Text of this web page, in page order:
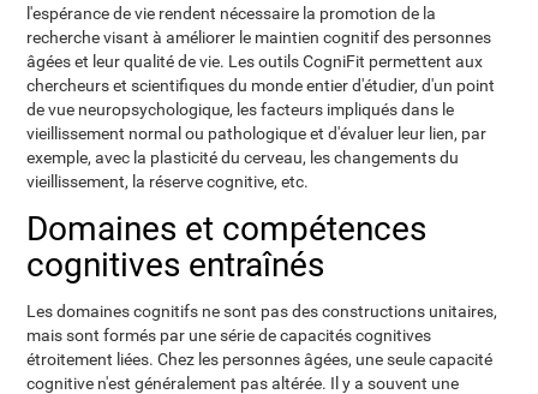
l'espérance de vie rendent nécessaire la promotion de la
recherche visant à améliorer le maintien cognitif des personnes
âgées et leur qualité de vie. Les outils CogniFit permettent aux
chercheurs et scientifiques du monde entier d'étudier, d'un point
de vue neuropsychologique, les facteurs impliqués dans le
vieillissement normal ou pathologique et d'évaluer leur lien, par
exemple, avec la plasticité du cerveau, les changements du
vieillissement, la réserve cognitive, etc.
Domaines et compétences
cognitives entraînés
Les domaines cognitifs ne sont pas des constructions unitaires,
mais sont formés par une série de capacités cognitives
étroitement liées. Chez les personnes âgées, une seule capacité
cognitive n'est généralement pas altérée. Il y a souvent une